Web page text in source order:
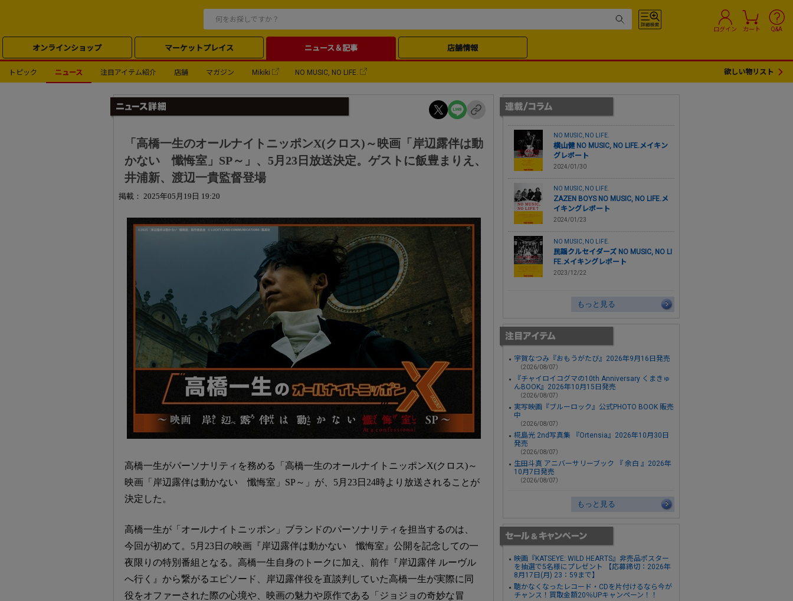
ログイン カート Q&A
オンラインショップ マーケットプレイス ニュース＆記事 店舗情報
トピック ニュース 注目アイテム紹介 店舗 マガジン Mikiki NO MUSIC, NO LIFE. 欲しい物リスト
「高橋一生のオールナイトニッポンX(クロス)～映画「岸辺露伴は動
かない 懺悔室」SP～」、5月23日放送決定。ゲストに飯豊まりえ、
井浦新、渡辺一貴監督登場
掲載： 2025年05月19日 19:20
高橋一生がパーソナリティを務める「高橋一生のオールナイトニッポンX(クロス)～
映画「岸辺露伴は動かない 懺悔室」SP～」が、5月23日24時より放送されることが
決定した。
高橋一生が「オールナイトニッポン」ブランドのパーソナリティを担当するのは、
今回が初めて。5月23日の映画『岸辺露伴は動かない 懺悔室』公開を記念しての一
夜限りの特別番組となる。高橋一生自身のトークに加え、前作『岸辺露伴 ルーヴル
へ行く』から繋がるエピソード、岸辺露伴役を直談判していた高橋一生が実際に同
役をオファーされた際の心境や、映画の魅力や原作である「ジョジョの奇妙な冒
NO MUSIC, NO LIFE.
横山健 NO MUSIC, NO LIFE.メイキン
グレポート
2024/01/30
NO MUSIC, NO LIFE.
ZAZEN BOYS NO MUSIC, NO LIFE.メ
イキングレポート
2024/01/23
NO MUSIC, NO LIFE.
民謡クルセイダーズ NO MUSIC, NO LI
FE.メイキングレポート
2023/12/22
もっと見る
宇賀なつみ『おもうがたび』2026年9月16日発売
（2026/08/07）
『チャイロイコグマの10th Anniversary くまきゅ
んBOOK』2026年10月15日発売
（2026/08/07）
実写映画『ブルーロック』公式PHOTO BOOK 販売
中
（2026/08/07）
椛島光 2nd写真集 『Ortensia』2026年10月30日
発売
（2026/08/07）
生田斗真 アニバーサリーブック 『 余白 』2026年
10月7日発売
（2026/08/07）
もっと見る
映画『KATSEYE: WILD HEARTS』非売品ポスター
を抽選で5名様にプレゼント 【応募締切：2026年
8月17日(月) 23：59まで】
聴かなくなったレコード・CDを片付けるなら今が
チャンス！買取金額20％UPキャンペーン！！